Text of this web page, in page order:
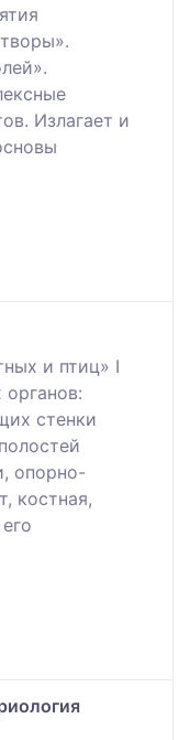
Излагает и
и птиц» I
органов:
стенки
опорно-
костная,